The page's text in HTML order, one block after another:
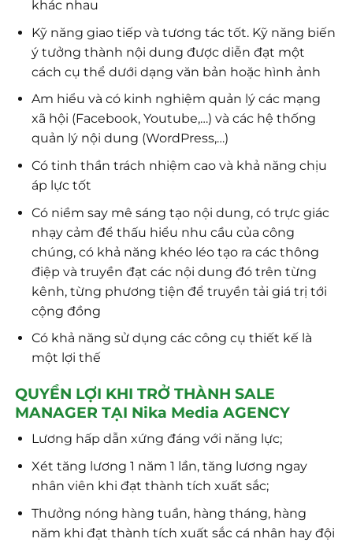
khác nhau
Kỹ năng giao tiếp và tương tác tốt. Kỹ năng biến
ý tưởng thành nội dung được diễn đạt một
cách cụ thể dưới dạng văn bản hoặc hình ảnh
Am hiểu và có kinh nghiệm quản lý các mạng
xã hội (Facebook, Youtube,…) và các hệ thống
quản lý nội dung (WordPress,…)
Có tinh thần trách nhiệm cao và khả năng chịu
áp lực tốt
Có niềm say mê sáng tạo nội dung, có trực giác
nhạy cảm để thấu hiểu nhu cầu của công
chúng, có khả năng khéo léo tạo ra các thông
điệp và truyền đạt các nội dung đó trên từng
kênh, từng phương tiện để truyền tải giá trị tới
cộng đồng
Có khả năng sử dụng các công cụ thiết kế là
một lợi thế
QUYỀN LỢI KHI TRỞ THÀNH SALE
MANAGER TẠI Nika Media AGENCY
Lương hấp dẫn xứng đáng với năng lực;
Xét tăng lương 1 năm 1 lần, tăng lương ngay
nhân viên khi đạt thành tích xuất sắc;
Thưởng nóng hàng tuần, hàng tháng, hàng
năm khi đạt thành tích xuất sắc cá nhân hay đội